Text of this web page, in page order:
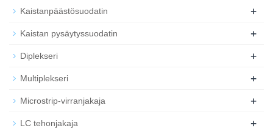
Kaistanpäästösuodatin +
Kaistan pysäytyssuodatin +
Diplekseri +
Multiplekseri +
Microstrip-virranjakaja +
LC tehonjakaja +